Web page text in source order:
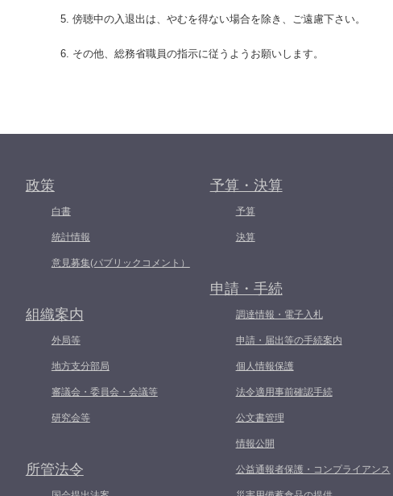
傍聴中の入退出は、やむを得ない場合を除き、ご遠慮下さい。
その他、総務省職員の指示に従うようお願いします。
政策
白書
統計情報
意見募集(パブリックコメント）
組織案内
外局等
地方支分部局
審議会・委員会・会議等
研究会等
所管法令
予算・決算
予算
決算
申請・手続
調達情報・電子入札
申請・届出等の手続案内
個人情報保護
法令適用事前確認手続
公文書管理
情報公開
公益通報者保護・コンプライアンス